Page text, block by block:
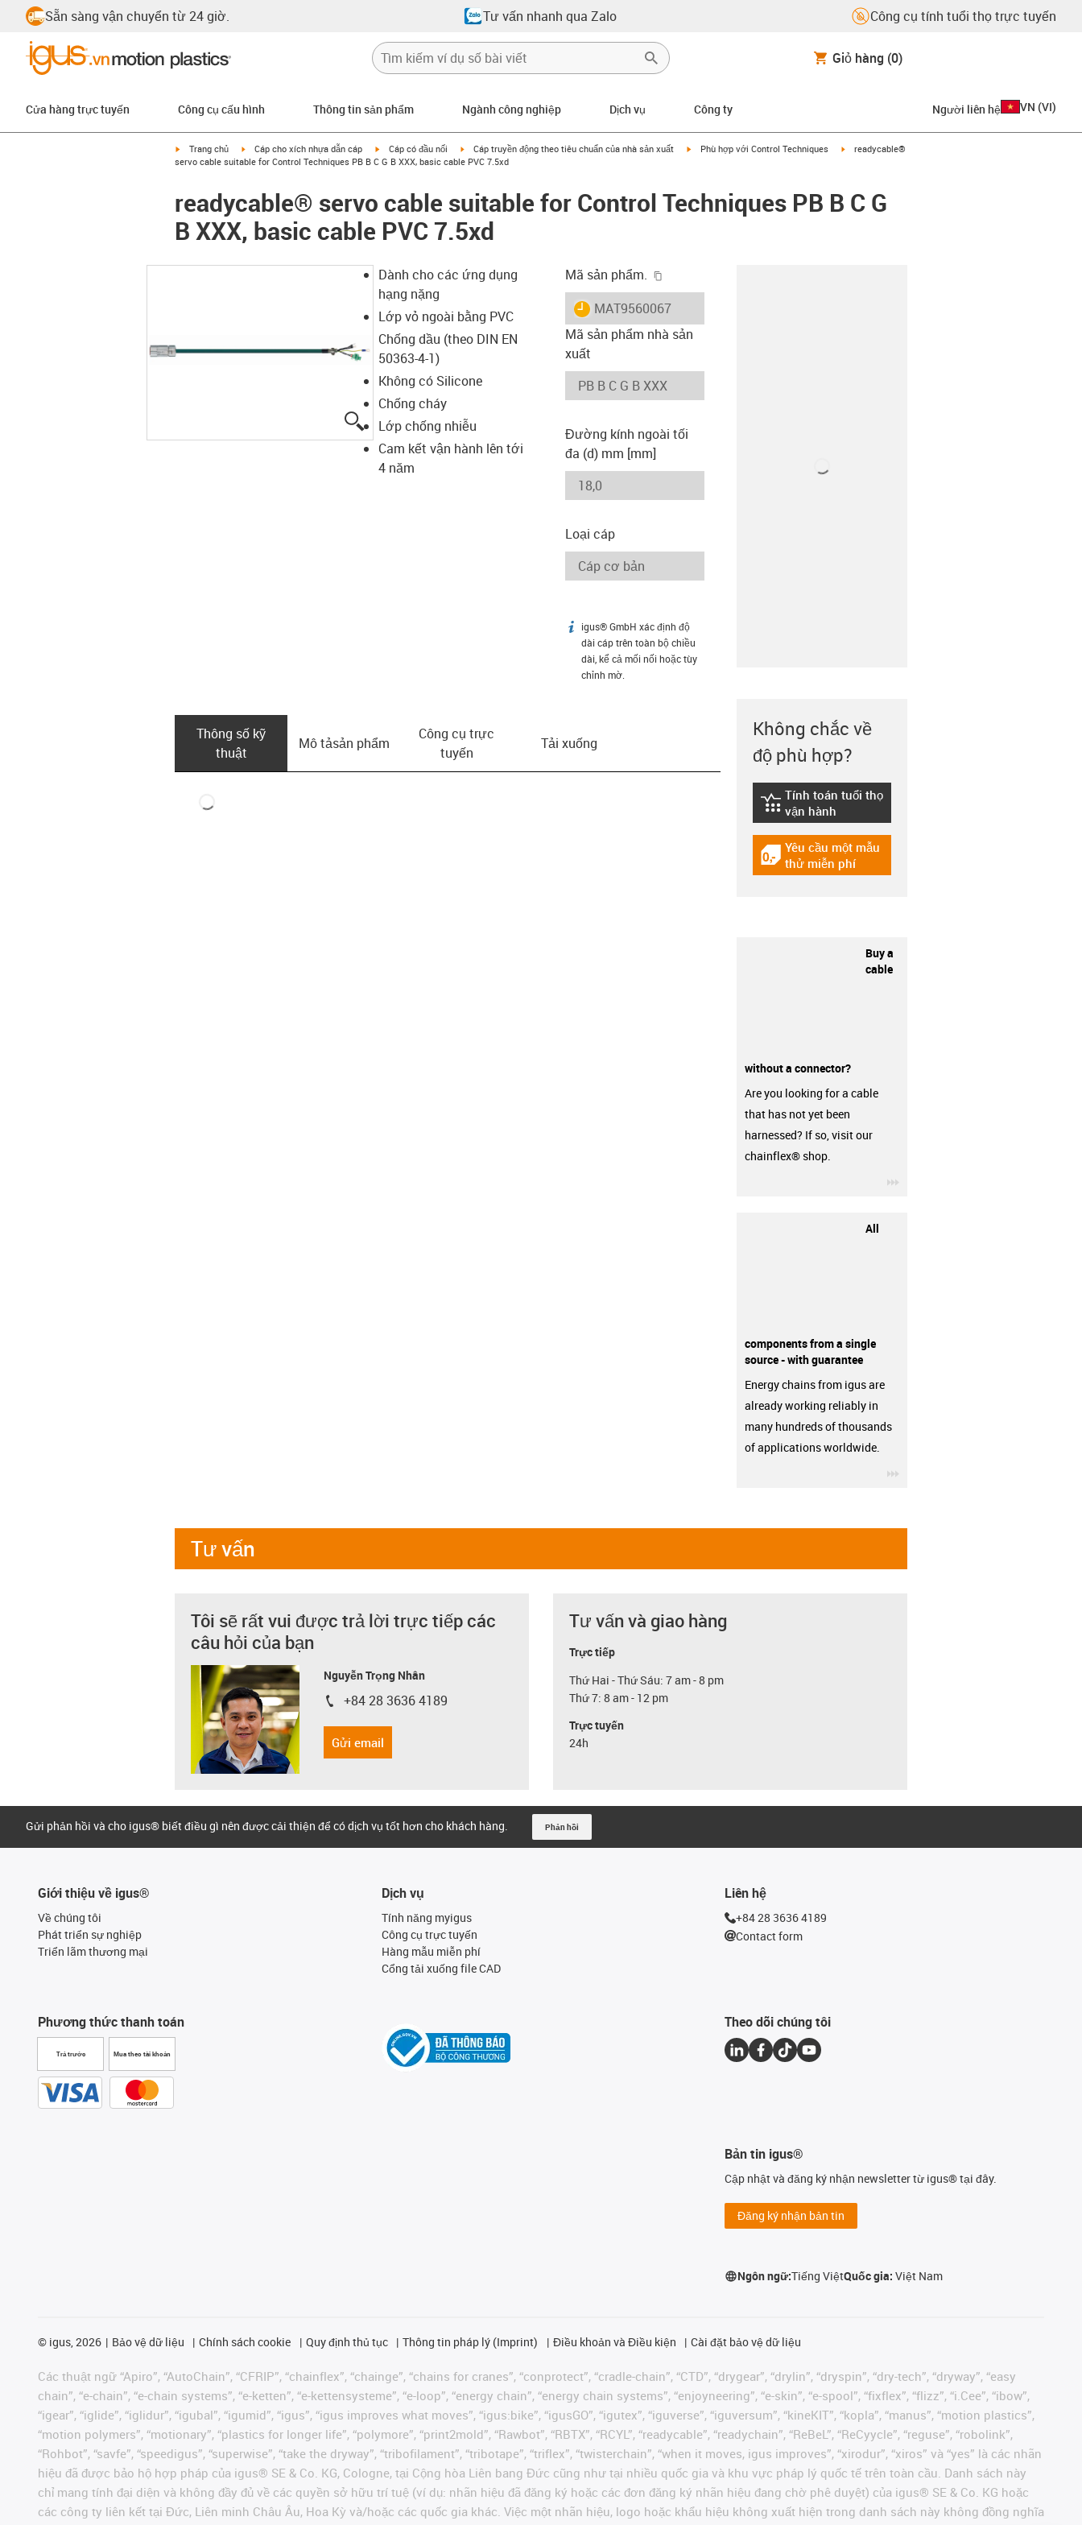
Sẵn sàng vận chuyển từ 24 giờ. Tư vấn nhanh qua Zalo Công cụ tính tuổi thọ trực tuyến
Giỏ hàng (0)
Cửa hàng trực tuyến Công cụ cấu hình Thông tin sản phẩm Ngành công nghiệp Dịch vụ Công ty Người liên hệ VN (VI)
igus-icon-arrow-right
Trang chủ igus-icon-arrow-right
Cáp cho xích nhựa dẫn cáp igus-icon-arrow-right
Cáp có đầu nối igus-icon-arrow-right
Cáp truyền động theo tiêu chuẩn của nhà sản xuất igus-icon-arrow-right
Phù hợp với Control Techniques igus-icon-arrow-right
readycable®
servo cable suitable for Control Techniques PB B C G B XXX, basic cable PVC 7.5xd
readycable® servo cable suitable for Control Techniques PB B C G
B XXX, basic cable PVC 7.5xd
igus-icon-lupe
Dành cho các ứng dụng
hạng nặng
Lớp vỏ ngoài bằng PVC
Chống dầu (theo DIN EN
50363-4-1)
Không có Silicone
Chống cháy
Lớp chống nhiễu
Cam kết vận hành lên tới
4 năm
Mã sản phẩm.
igus-icon-lieferzeit
MAT9560067
Mã sản phẩm nhà sản
xuất
Đường kính ngoài tối
đa (d) mm [mm]
Loại cáp
igus-icon-info
igus® GmbH xác định độ
dài cáp trên toàn bộ chiều
dài, kể cả mối nối hoặc tùy
chỉnh mờ.
Thông số kỹ
thuật
Mô tả­sản phẩm
Công cụ trực
tuyến
Tải xuống
Không chắc về
độ phù hợp?
igus-icon-lebensdauerrechner
Tính toán tuổi thọ
vận hành
igus-icon-gratismuster
Yêu cầu một mẫu
thử miễn phí
Buy a
cable
without a connector?
Are you looking for a cable
that has not yet been
harnessed? If so, visit our
chainflex® shop.
All
components from a single
source - with guarantee
Energy chains from igus are
already working reliably in
many hundreds of thousands
of applications worldwide.
Tư vấn
Tôi sẽ rất vui được trả lời trực tiếp các
câu hỏi của bạn
Nguyễn Trọng Nhân
igus-icon-phone
+84 28 3636 4189
Gửi email
Tư vấn và giao hàng
Trực tiếp
Thứ Hai - Thứ Sáu: 7 am - 8 pm
Thứ 7: 8 am - 12 pm
Trực tuyến
24h
Gửi phản hồi và cho igus® biết điều gì nên được cải thiện để có dịch vụ tốt hơn cho khách hàng. Phản hồi
Giới thiệu về igus®
Về chúng tôi
Phát triển sự nghiệp
Triển lãm thương mại
Phương thức thanh toán
Trả trước Mua theo tài khoản
Dịch vụ
Tính năng myigus
Công cụ trực tuyến
Hàng mẫu miễn phí
Cổng tải xuống file CAD
Liên hệ
+84 28 3636 4189
Contact form
Theo dõi chúng tôi
Bản tin igus®
Cập nhật và đăng ký nhận newsletter từ igus® tại đây.
Đăng ký nhận bản tin
Ngôn ngữ:Tiếng ViệtQuốc gia:Việt Nam
© igus, 2026 Bảo vệ dữ liệu Chính sách cookie Quy định thủ tục Thông tin pháp lý (Imprint) Điều khoản và Điều kiện Cài đặt bảo vệ dữ liệu
Các thuật ngữ “Apiro”, “AutoChain”, “CFRIP”, “chainflex”, “chainge”, “chains for cranes”, “conprotect”, “cradle-chain”, “CTD”, “drygear”, “drylin”, “dryspin”, “dry-tech”, “dryway”, “easy
chain”, “e-chain”, “e-chain systems”, “e-ketten”, “e-kettensysteme”, “e-loop”, “energy chain”, “energy chain systems”, “enjoyneering”, “e-skin”, “e-spool”, “fixflex”, “flizz”, “i.Cee”, “ibow”,
“igear”, “iglide”, “iglidur”, “igubal”, “igumid”, “igus”, “igus improves what moves”, “igus:bike”, “igusGO”, “igutex”, “iguverse”, “iguversum”, “kineKIT”, “kopla”, “manus”, “motion plastics”,
“motion polymers”, “motionary”, “plastics for longer life”, “polymore”, “print2mold”, “Rawbot”, “RBTX”, “RCYL”, “readycable”, “readychain”, “ReBeL”, “ReCyycle”, “reguse”, “robolink”,
“Rohbot”, “savfe”, “speedigus”, “superwise”, “take the dryway”, “tribofilament”, “tribotape”, “triflex”, “twisterchain”, “when it moves, igus improves”, “xirodur”, “xiros” và “yes” là các nhãn
hiệu đã được bảo hộ hợp pháp của igus® SE & Co. KG, Cologne, tại Cộng hòa Liên bang Đức cũng như tại nhiều quốc gia và khu vực pháp lý quốc tế trên toàn cầu. Danh sách này
chỉ mang tính đại diện và không đầy đủ về các quyền sở hữu trí tuệ (ví dụ: nhãn hiệu đã đăng ký hoặc các đơn đăng ký nhãn hiệu đang chờ phê duyệt) của igus® SE & Co. KG hoặc
các công ty liên kết tại Đức, Liên minh Châu Âu, Hoa Kỳ và/hoặc các quốc gia khác. Việc một nhãn hiệu, logo hoặc khẩu hiệu không xuất hiện trong danh sách này không đồng nghĩa